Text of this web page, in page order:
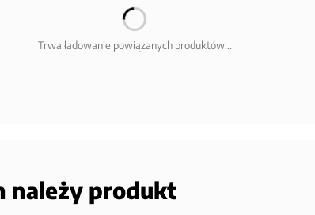
Trwa ładowanie powiązanych produktów...
należy produkt